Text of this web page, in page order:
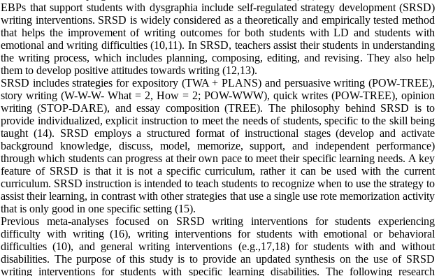
EBPs that support students with dysgraphia include self-regulated strategy development (SRSD)
writing interventions. SRSD is widely considered as a theoretically and empirically tested method
that helps the improvement of writing outcomes for both students with LD and students with
emotional and writing difficulties (10,11). In SRSD, teachers assist their students in understanding
the writing process, which includes planning, composing, editing, and revising. They also help
them to develop positive attitudes towards writing (12,13).
SRSD includes strategies for expository (TWA + PLANS) and persuasive writing (POW-TREE),
story writing (W-W-W- What = 2, How = 2; POW-WWW), quick writes (POW-TREE), opinion
writing (STOP-DARE), and essay composition (TREE). The philosophy behind SRSD is to
provide individualized, explicit instruction to meet the needs of students, specific to the skill being
taught (14). SRSD employs a structured format of instructional stages (develop and activate
background knowledge, discuss, model, memorize, support, and independent performance)
through which students can progress at their own pace to meet their specific learning needs. A key
feature of SRSD is that it is not a specific curriculum, rather it can be used with the current
curriculum. SRSD instruction is intended to teach students to recognize when to use the strategy to
assist their learning, in contrast with other strategies that use a single use rote memorization activity
that is only good in one specific setting (15).
Previous meta-analyses focused on SRSD writing interventions for students experiencing
difficulty with writing (16), writing interventions for students with emotional or behavioral
difficulties (10), and general writing interventions (e.g.,17,18) for students with and without
disabilities. The purpose of this study is to provide an updated synthesis on the use of SRSD
writing interventions for students with specific learning disabilities. The following research